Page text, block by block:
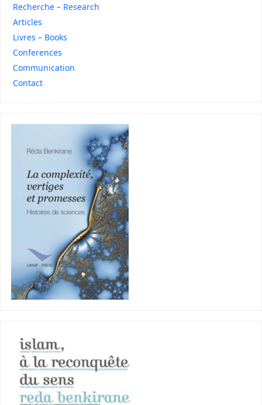
Recherche – Research
Articles
Livres – Books
Conferences
Communication
Contact